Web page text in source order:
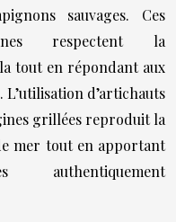
sauvages. Ces
respectent la
tout en répondant aux
d’artichauts
grillées reproduit la
mer tout en apportant